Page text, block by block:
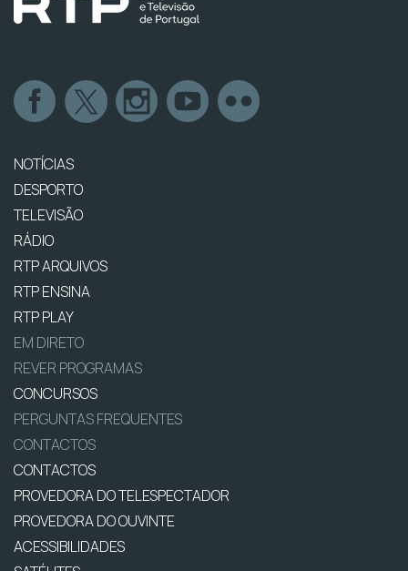
NOTÍCIAS
DESPORTO
TELEVISÃO
RÁDIO
RTP ARQUIVOS
RTP ENSINA
RTP PLAY
EM DIRETO
REVER PROGRAMAS
CONCURSOS
PERGUNTAS FREQUENTES
CONTACTOS
CONTACTOS
PROVEDORA DO TELESPECTADOR
PROVEDORA DO OUVINTE
ACESSIBILIDADES